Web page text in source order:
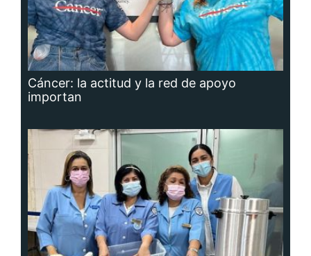
Cáncer: la actitud y la red de apoyo
importan